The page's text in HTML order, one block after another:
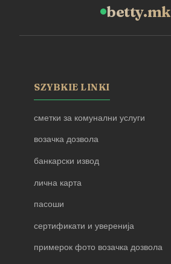
betty.mk
SZYBKIE LINKI
сметки за комунални услуги
возачка дозвола
банкарски извод
лична карта
пасоши
сертификати и уверенија
примерок фото возачка дозвола